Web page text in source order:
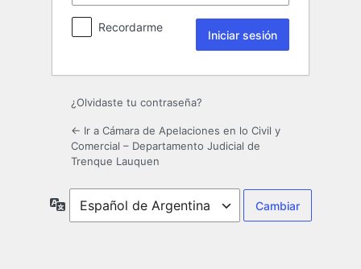
Recordarme
¿Olvidaste tu contraseña?
← Ir a Cámara de Apelaciones en lo Civil y
Comercial – Departamento Judicial de
Trenque Lauquen
Idioma